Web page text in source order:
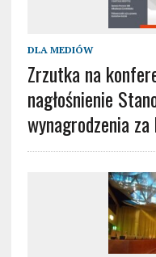
DLA MEDIÓW
Zrzutka na
nagłośnienie
wynagrodzenia